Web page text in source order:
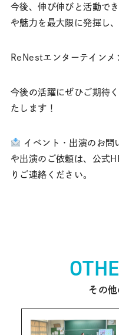
今後、伸び伸びと活動で
や魅力を最大限に発揮し
ReNestエンターテインメ
今後の活躍にぜひご期待
たします！
イベント・出演のお問
や出演のご依頼は、公式
りご連絡ください。
その